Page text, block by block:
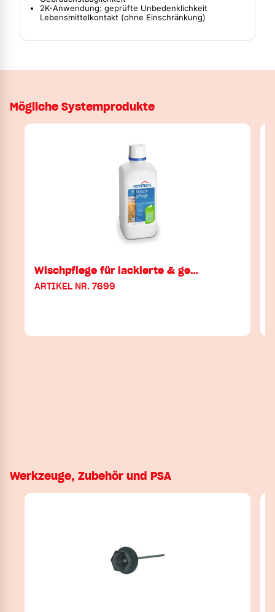
2K-Anwendung: geprüfte Unbedenklichkeit
Lebensmittelkontakt (ohne Einschränkung)
Mögliche Systemprodukte
Wischpflege für lackierte & ge…
ARTIKEL NR. 7699
Werkzeuge, Zubehör und PSA